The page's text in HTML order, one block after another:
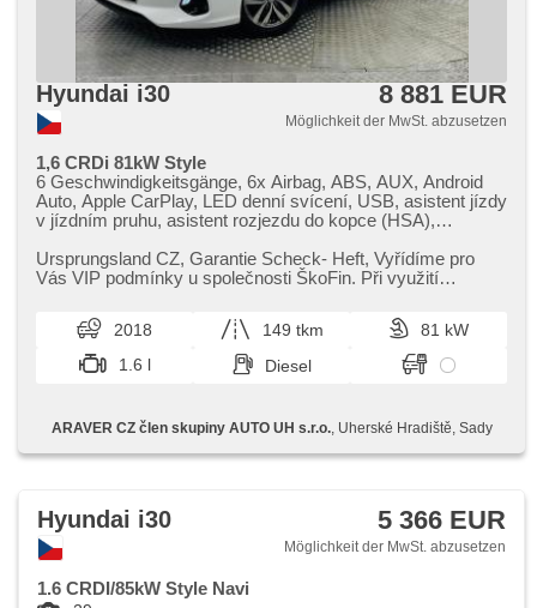
Hyundai i30 8 881 EUR
Möglichkeit der MwSt. abzusetzen
1,6 CRDi 81kW Style
6 Geschwindigkeitsgänge, 6x Airbag, ABS, AUX, Android
Auto, Apple CarPlay, LED denní svícení, USB, asistent jízdy
v jízdním pruhu, asistent rozjezdu do kopce (HSA),
Zentralverriegelung mit Funkfernbedienung,
Zentralverriegelung, Beifahrerairbagdeaktivierung, täglich
Teilbare Rücksitzbank, El. Seitenscheiben, El. Klappspiegel,
El. Spiegel, hands free, Wegfahrsperre, isofix, Klimaanlage,
Klimaablage, Alufelgen, malý kožený paket, Handgetriebe,
Nebelscheinwerfer, Multifunktionslenkrad, Lenkrad
zadní, erfüllt 'EURO VI', Servolenkung,
Antriebsschlupfregelung (ASR), Navigation,
Überwachung der Ermüdung des Fahrers, Elektronisches
Stabilitätsprogramm (ESP), Start-Stop System, Dachträger,
Tempomat, Getönte Scheiben, ukazatel rychlostního limitu
(SLIF), Außenthermometer, beheizte Sitze, beheizte
Spiegel, beheizte Lenkrad, Ausziehbare Kopflehnen,
höheneinstellbare Sitze, höheneinstellbare Fahrersitz,
Ursprungsland CZ,​ Garantie Scheck​- Heft,​ Vyřídíme pro
Vás VIP podmínky u společnosti ŠkoFin. Při využití
2018 149 tkm
81 kW
1.6 l
Diesel
ARAVER CZ člen skupiny AUTO UH s.r.o., Uherské Hradiště, Sady
Hyundai i30 5 366 EUR
Möglichkeit der MwSt. abzusetzen
1.6 CRDI/85kW Style Navi